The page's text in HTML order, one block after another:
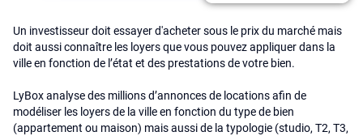
Un investisseur doit essayer d'acheter sous le prix du marché mais
doit aussi connaître les loyers que vous pouvez appliquer dans la
ville en fonction de l’état et des prestations de votre bien.
LyBox analyse des millions d’annonces de locations afin de
modéliser les loyers de la ville en fonction du type de bien
(appartement ou maison) mais aussi de la typologie (studio, T2, T3,